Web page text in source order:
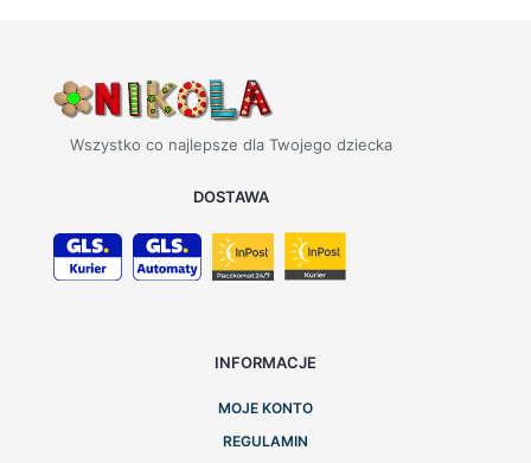
Wszystko co najlepsze dla Twojego dziecka
DOSTAWA
INFORMACJE
MOJE KONTO
REGULAMIN